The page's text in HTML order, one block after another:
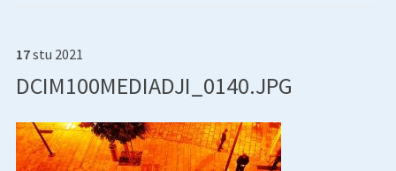
17stu 2021
DCIM100MEDIADJI_0140.JPG